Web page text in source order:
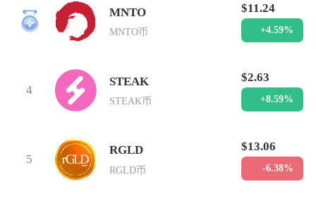
3
MNTO
MNTO币
$11.24
+4.59%
4
STEAK
STEAK币
$2.63
+8.59%
5
RGLD
RGLD币
$13.06
-6.38%